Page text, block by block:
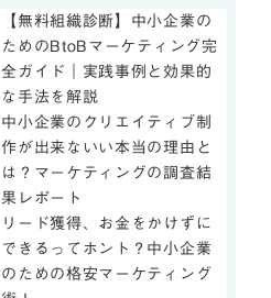
【無料組織診断】中小企業の
ためのBtoBマーケティング完
全ガイド｜実践事例と効果的
な手法を解説
中小企業のクリエイティブ制
作が出来ないい本当の理由と
は？マーケティングの調査結
果レポート
リード獲得、お金をかけずに
できるってホント？中小企業
のための格安マーケティング